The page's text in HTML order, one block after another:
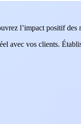
l’impact positif des
avec vos clients.